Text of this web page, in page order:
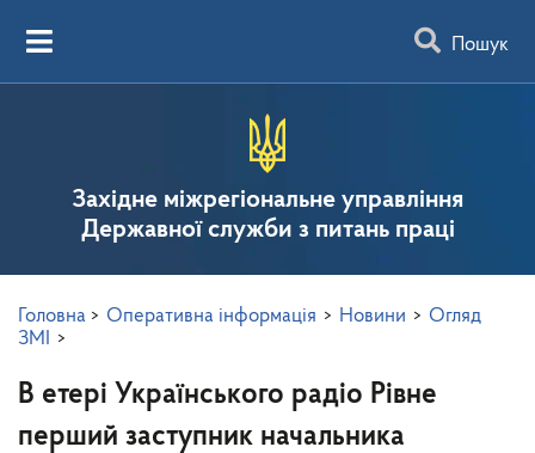
Пошук
Західне міжрегіональне управління
Державної служби з питань праці
Головна > Оперативна інформація > Новини > Огляд
ЗМІ
>
В етері Українського радіо Рівне
перший заступник начальника